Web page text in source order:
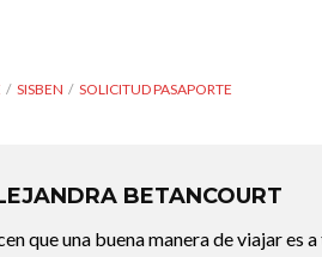
SISBEN SOLICITUD PASAPORTE
BETANCOURT
que una buena manera de viajar es